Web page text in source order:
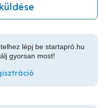
lépj be startapró.hu
gyorsan most!